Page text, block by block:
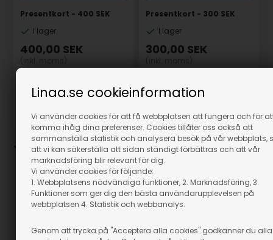
Linaa.se cookieinformation
Vi använder cookies för att få webbplatsen att fungera och för
komma ihåg dina preferenser. Cookies tillåter oss också att
sammanställa statistik och analysera besök på vår webbplats,
att vi kan säkerställa att sidan ständigt förbättras och att vår
marknadsföring blir relevant för dig.
Vi använder cookies för följande:
1. Webbplatsens nödvändiga funktioner, 2. Marknadsföring, 3.
Funktioner som ger dig den bästa användarupplevelsen på
webbplatsen 4. Statistik och webbanalys.
Genom att trycka på "Acceptera alla cookies" godkänner du alla
Presentkort - 400 SEK
I lager
400,00 SEK
Artikelnummer: GCS400
Presentkort - 300 SEK
I lager
300,00 SEK
Artikelnummer: GCS300
Julklappsinformation
Kom ihåg att alla våra produkter som köps som julklapp
2026 kan bytas fram till den 31 januari 2027.
Vi rekommenderar att du beställer julklapparna så snart
som möjligt – både för att undvika slutsålda varor och för